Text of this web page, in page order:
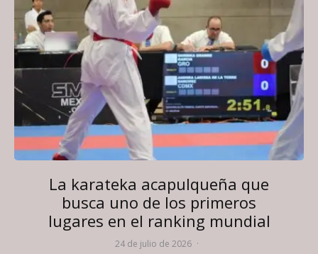
La karateka acapulqueña que
busca uno de los primeros
lugares en el ranking mundial
24 de julio de 2026 ·